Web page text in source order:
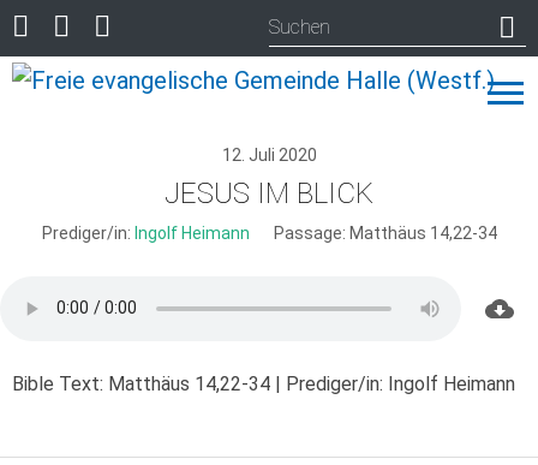
12. Juli 2020
JESUS IM BLICK
Prediger/in: Ingolf Heimann Passage: Matthäus 14,22-34
Bible Text: Matthäus 14,22-34 | Prediger/in: Ingolf Heimann